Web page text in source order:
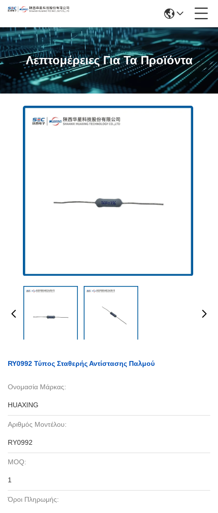
Λεπτομέρειες Για Τα Προϊόντα
RY0992 Τύπος Σταθερής Αντίστασης Παλμού
Ονομασία Μάρκας:
HUAXING
Αριθμός Μοντέλου:
RY0992
MOQ:
1
Όροι Πληρωμής: